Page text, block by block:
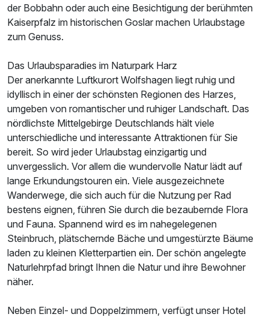
der Bobbahn oder auch eine Besichtigung der berühmten
Kaiserpfalz im historischen Goslar machen Urlaubstage
zum Genuss.
Das Urlaubsparadies im Naturpark Harz
Der anerkannte Luftkurort Wolfshagen liegt ruhig und
idyllisch in einer der schönsten Regionen des Harzes,
umgeben von romantischer und ruhiger Landschaft. Das
nördlichste Mittelgebirge Deutschlands hält viele
unterschiedliche und interessante Attraktionen für Sie
bereit. So wird jeder Urlaubstag einzigartig und
unvergesslich. Vor allem die wundervolle Natur lädt auf
lange Erkundungstouren ein. Viele ausgezeichnete
Wanderwege, die sich auch für die Nutzung per Rad
bestens eignen, führen Sie durch die bezaubernde Flora
und Fauna. Spannend wird es im nahegelegenen
Steinbruch, plätschernde Bäche und umgestürzte Bäume
laden zu kleinen Kletterpartien ein. Der schön angelegte
Naturlehrpfad bringt Ihnen die Natur und ihre Bewohner
näher.
Neben Einzel- und Doppelzimmern, verfügt unser Hotel